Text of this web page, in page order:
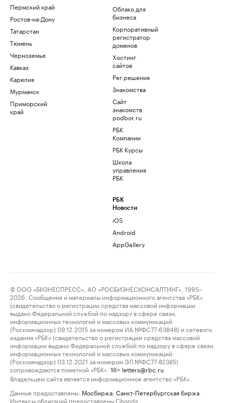
Пермский край
Ростов-на-Дону
Татарстан
Тюмень
Черноземье
Кавказ
Карелия
Мурманск
Приморский
край
Облако для
бизнеса
Корпоративный
регистратор
доменов
Хостинг
сайтов
Рег.решения
Знакомства
Сайт
знакомств
podbor.ru
РБК
Компании
РБК Курсы
Школа
управления
РБК
РБК
Новости
iOS
Android
AppGallery
© ООО «БИЗНЕСПРЕСС», АО «РОСБИЗНЕСКОНСАЛТИНГ», 1995–
2026. Сообщения и материалы информационного агентства «РБК»
(свидетельство о регистрации средства массовой информации
выдано Федеральной службой по надзору в сфере связи,
информационных технологий и массовых коммуникаций
(Роскомнадзор) 09.12.2015 за номером ИА №ФС77-63848) и сетевого
издания «РБК» (свидетельство о регистрации средства массовой
информации выдано Федеральной службой по надзору в сфере связи,
информационных технологий и массовых коммуникаций
(Роскомнадзор) 03.12.2021 за номером ЭЛ №ФС77-82385)
сопровождаются пометкой «РБК».
18+ letters@rbc.ru
Владельцем сайта является информационное агентство «РБК».
Данные предоставлены: Мосбиржа Санкт-Петербургская биржа
Индексы облигаций предоставлены Cbonds.